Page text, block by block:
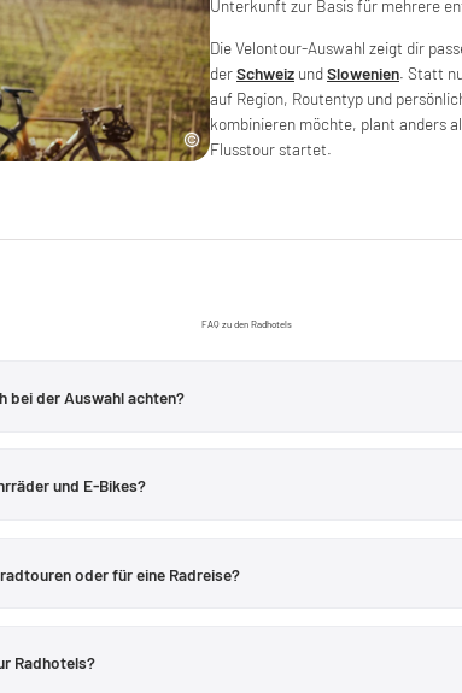
Unterkunft zur Basis für mehrere
Die Velontour-Auswahl zeigt dir
derSchweiz undSlowenien. Statt
auf Region, Routentyp und
kombinieren möchte, plant anders
Flusstour startet.
FAQ zu den Radhotels
bei der Auswahl achten?
oder Reparaturhilfe, denn diese Services unterscheiden sich je
und E-Bikes?
Hotelprofilen beschrieben, wenn sie vom Betrieb angegeben
oder für eine Radreise?
Radhotels?